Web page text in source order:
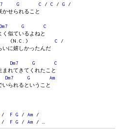
G C / C / G /
かせられること
Dm7 G
C
く似ているよねと
C /
いに嬉しかったんだ
Dm7 G
C
れてきてくれたこと
Dm7 G
Am
られるということ
/ F G / Am /
/ F G / Am / …